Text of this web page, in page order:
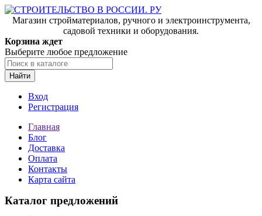
Магазин стройматериалов, ручного и электроинструмента,
садовой техники и оборудования.
Корзина ждет
Выберите любое предложение
Найти
Вход
Регистрация
Главная
Блог
Доставка
Оплата
Контакты
Карта сайта
Каталог предложений